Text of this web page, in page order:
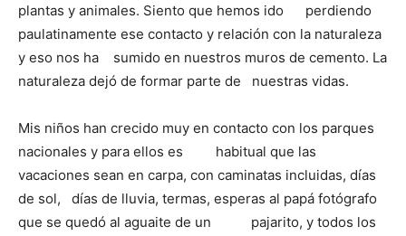
plantas y animales. Siento que hemos ido perdiendo
paulatinamente ese contacto y relación con la naturaleza
y eso nos ha sumido en nuestros muros de cemento. La
naturaleza dejó de formar parte de nuestras vidas.
Mis niños han crecido muy en contacto con los parques
nacionales y para ellos es habitual que las
vacaciones sean en carpa, con caminatas incluidas, días
de sol, días de lluvia, termas, esperas al papá fotógrafo
que se quedó al aguaite de un pajarito, y todos los